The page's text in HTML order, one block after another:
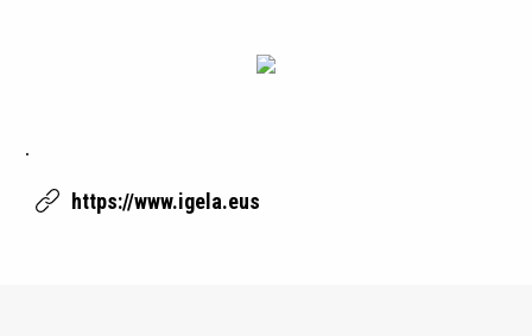
.
https://www.igela.eus